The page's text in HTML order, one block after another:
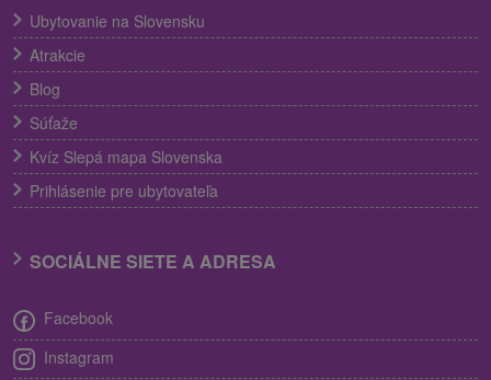
Ubytovanie na Slovensku
Atrakcie
Blog
Súťaže
Kvíz Slepá mapa Slovenska
Prihlásenie pre ubytovateľa
SOCIÁLNE SIETE A ADRESA
Facebook
Instagram